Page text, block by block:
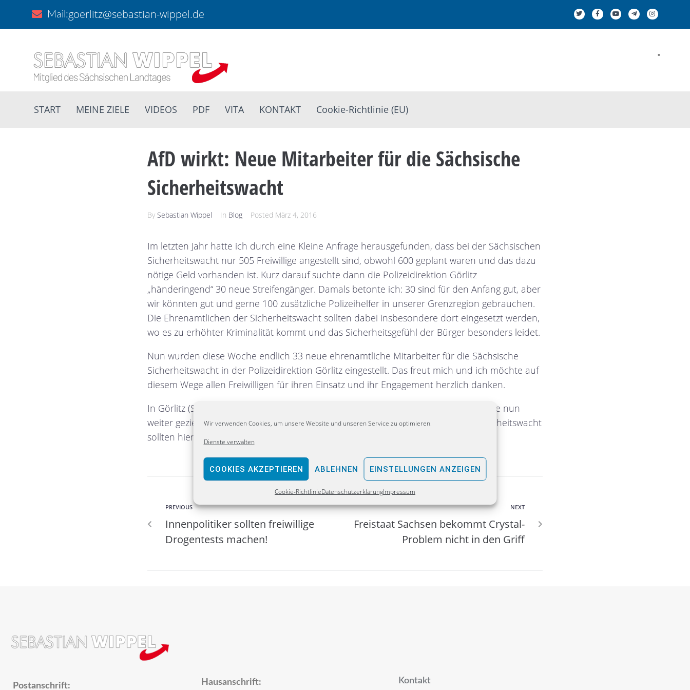
Wir verwenden Cookies, um unsere Website und unseren Service zu optimieren.
Dienste verwalten
COOKIES AKZEPTIEREN ABLEHNEN EINSTELLUNGEN ANZEIGEN
Cookie-RichtlinieDatenschutzerklärungImpressum
Mail:goerlitz@sebastian-wippel.de
.
START MEINE ZIELE VIDEOS PDF VITA KONTAKT Cookie-Richtlinie (EU)
AfD wirkt: Neue Mitarbeiter für die Sächsische
Sicherheitswacht
By Sebastian Wippel In Blog Posted März 4, 2016
Im letzten Jahr hatte ich durch eine Kleine Anfrage herausgefunden, dass bei der Sächsischen
Sicherheitswacht nur 505 Freiwillige angestellt sind, obwohl 600 geplant waren und das dazu
nötige Geld vorhanden ist. Kurz darauf suchte dann die Polizeidirektion Görlitz
„händeringend“ 30 neue Streifengänger. Damals betonte ich: 30 sind für den Anfang gut, aber
wir könnten gut und gerne 100 zusätzliche Polizeihelfer in unserer Grenzregion gebrauchen.
Die Ehrenamtlichen der Sicherheitswacht sollten dabei insbesondere dort eingesetzt werden,
wo es zu erhöhter Kriminalität kommt und das Sicherheitsgefühl der Bürger besonders leidet.
Nun wurden diese Woche endlich 33 neue ehrenamtliche Mitarbeiter für die Sächsische
Sicherheitswacht in der Polizeidirektion Görlitz eingestellt. Das freut mich und ich möchte auf
diesem Wege allen Freiwilligen für ihren Einsatz und ihr Engagement herzlich danken.
In Görlitz (Stadt), Bad Muskau, Zittau und Ostritz als polizeiliche Schwerpunkte sollte nun
weiter gezielt um neue Streifengänger geworben werden. Für die Sächsische Sicherheitswacht
sollten hier weitere Stellen bereitgestellt werden.
PREVIOUS
Innenpolitiker sollten freiwillige
Drogentests machen!
NEXT
Freistaat Sachsen bekommt Crystal-
Problem nicht in den Griff
Postanschrift: Hausanschrift:
Kontakt